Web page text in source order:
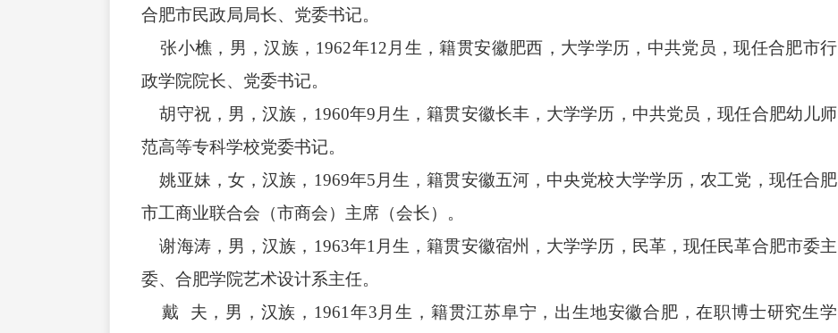
合肥市民政局局长、党委书记。
张小樵，男，汉族，1962年12月生，籍贯安徽肥西，大学学历，中共党员，现任合肥市行
政学院院长、党委书记。
胡守祝，男，汉族，1960年9月生，籍贯安徽长丰，大学学历，中共党员，现任合肥幼儿师
范高等专科学校党委书记。
姚亚妹，女，汉族，1969年5月生，籍贯安徽五河，中央党校大学学历，农工党，现任合肥
市工商业联合会（市商会）主席（会长）。
谢海涛，男，汉族，1963年1月生，籍贯安徽宿州，大学学历，民革，现任民革合肥市委主
委、合肥学院艺术设计系主任。
戴 夫，男，汉族，1961年3月生，籍贯江苏阜宁，出生地安徽合肥，在职博士研究生学